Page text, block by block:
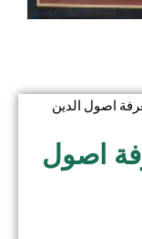
اصول الدین
اصول